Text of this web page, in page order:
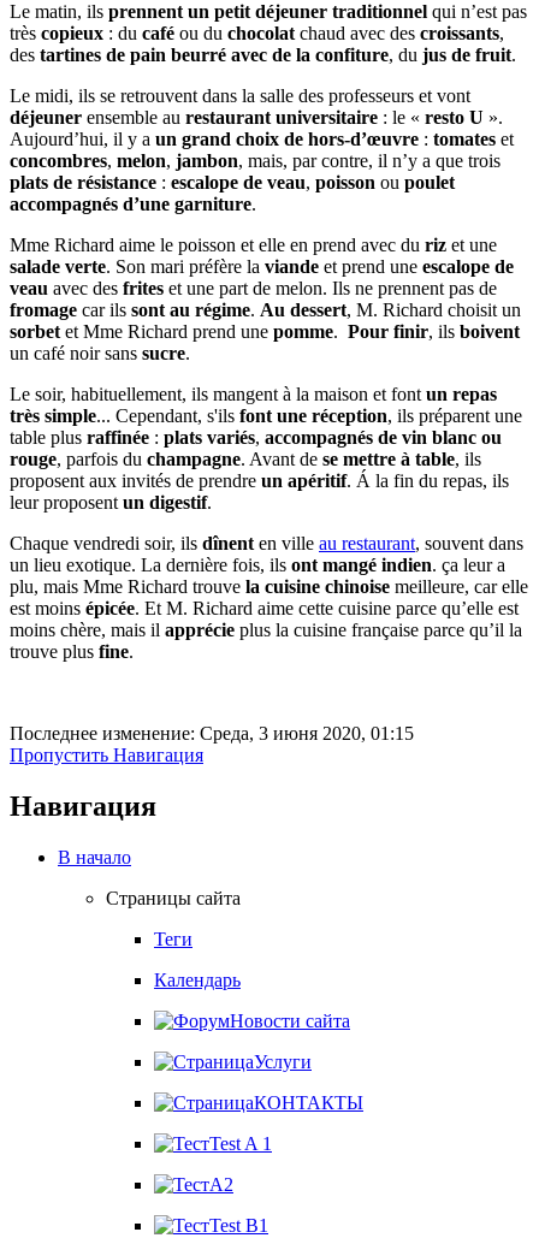
Le matin, ils prennent un petit déjeuner traditionnel qui n’est pas
très copieux : du café ou du chocolat chaud avec des croissants,
des tartines de pain beurré avec de la confiture, du jus de fruit.
Le midi, ils se retrouvent dans la salle des professeurs et vont
déjeuner ensemble au restaurant universitaire : le « resto U ».
Aujourd’hui, il y a un grand choix de hors-d’œuvre : tomates et
concombres, melon, jambon, mais, par contre, il n’y a que trois
plats de résistance : escalope de veau, poisson ou poulet
accompagnés d’une garniture.
Mme Richard aime le poisson et elle en prend avec du riz et une
salade verte. Son mari préfère la viande et prend une escalope de
veau avec des frites et une part de melon. Ils ne prennent pas de
fromage car ils sont au régime. Au dessert, M. Richard choisit un
sorbet et Mme Richard prend une pomme. Pour finir, ils boivent
un café noir sans sucre.
Le soir, habituellement, ils mangent à la maison et font un repas
très simple... Cependant, s'ils font une réception, ils préparent une
table plus raffinée : plats variés, accompagnés de vin blanc ou
rouge, parfois du champagne. Avant de se mettre à table, ils
proposent aux invités de prendre un apéritif. Á la fin du repas, ils
leur proposent un digestif.
Chaque vendredi soir, ils dînent en ville au restaurant, souvent dans
un lieu exotique. La dernière fois, ils ont mangé indien. ça leur a
plu, mais Mme Richard trouve la cuisine chinoise meilleure, car elle
est moins épicée. Et M. Richard aime cette cuisine parce qu’elle est
moins chère, mais il apprécie plus la cuisine française parce qu’il la
trouve plus fine.
Последнее изменение: Среда, 3 июня 2020, 01:15
Пропустить Навигация
Навигация
В начало
Страницы сайта
Теги
Календарь
Новости сайта
Услуги
КОНТАКТЫ
Test A 1
A2
Test B1